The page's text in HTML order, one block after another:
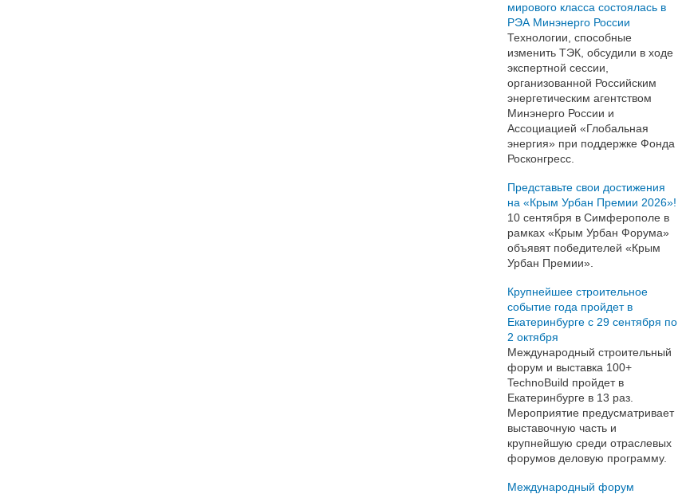
мирового класса состоялась в
РЭА Минэнерго России
Технологии, способные
изменить ТЭК, обсудили в ходе
экспертной сессии,
организованной Российским
энергетическим агентством
Минэнерго России и
Ассоциацией «Глобальная
энергия» при поддержке Фонда
Росконгресс.
Представьте свои достижения
на «Крым Урбан Премии 2026»!
10 сентября в Симферополе в
рамках «Крым Урбан Форума»
объявят победителей «Крым
Урбан Премии».
Крупнейшее строительное
событие года пройдет в
Екатеринбурге с 29 сентября по
2 октября
Международный строительный
форум и выставка 100+
TechnoBuild пройдет в
Екатеринбурге в 13 раз.
Мероприятие предусматривает
выставочную часть и
крупнейшую среди отраслевых
форумов деловую программу.
Международный форум